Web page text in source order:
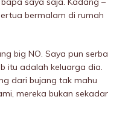
bermalam di rumah
big NO. Saya pun serba
itu adalah keluarga dia.
dari bujang tak mahu
mereka bukan sekadar